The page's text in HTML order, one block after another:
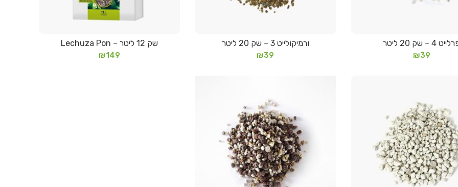
הוספה לסל4 – שק 20 ליטר
₪39
הוספה לסלורמיקולייט 3 – שק 20 ליטר
₪39
הוספה לסל שק 12 ליטר – Lechuza Pon
₪149